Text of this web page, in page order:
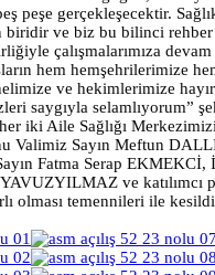
peşe gerçekleşecektir.
biridir ve biz bu bilinci
çalışmalarımıza
hem hemşehrilerimize
ve hekimlerimize
saygıyla selamlıyorum”
iki Aile Sağlığı
Valimiz Sayın Meftun
Fatma Serap EKMEKCİ,
ve katılımcı
olması temennileri ile